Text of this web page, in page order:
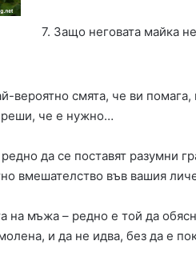
7. Защо неговата майка
вероятно смята, че ви помага,
реши, че е нужно…
да се поставят разумни
вмешателство във вашия
на мъжа – редно е той да
и да не идва, без да е